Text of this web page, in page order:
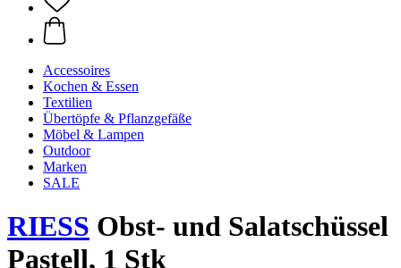
Accessoires
Kochen & Essen
Textilien
Übertöpfe & Pflanzgefäße
Möbel & Lampen
Outdoor
Marken
SALE
RIESS Obst- und Salatschüssel
Pastell, 1 Stk